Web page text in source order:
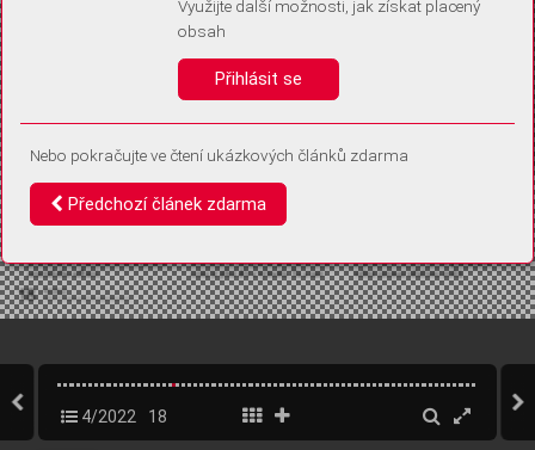
Vaše souhlasy a odmítnutí si ukládáme do vašeho zařízení, abychom se
vás už příště znovu neptali. Můžete je kdykoli později upravit ve Správě
4/2022 18
Využijte další možnosti, jak získat placený
obsah
Přihlásit se
Nebo pokračujte ve čtení ukázkových článků zdarma
Předchozí článek zdarma